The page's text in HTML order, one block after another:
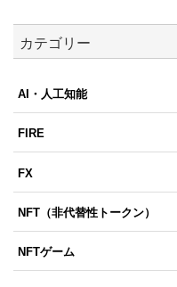
カテゴリー
AI・人工知能
FIRE
FX
NFT（非代替性トークン）
NFTゲーム